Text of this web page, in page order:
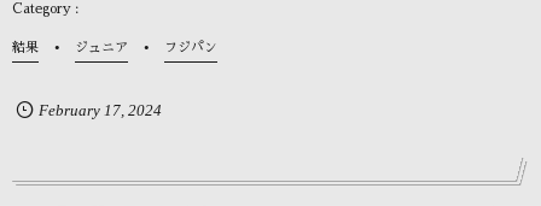
結果 ジュニア フジパン
February 17, 2024